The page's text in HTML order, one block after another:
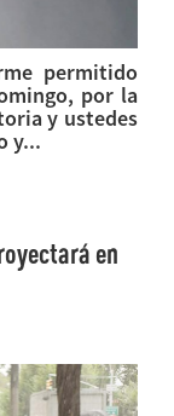
permitido
por la
y ustedes
y...
en